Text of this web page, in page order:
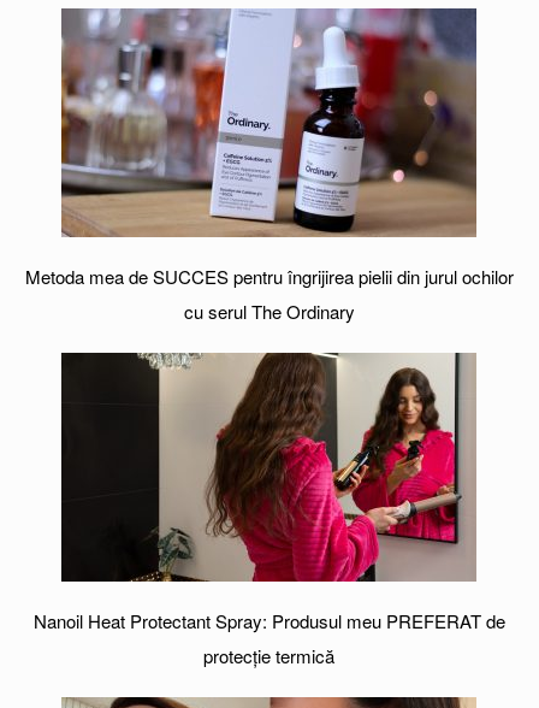
Metoda mea de SUCCES pentru îngrijirea pielii din jurul ochilor
cu serul The Ordinary
Nanoil Heat Protectant Spray: Produsul meu PREFERAT de
protecție termică